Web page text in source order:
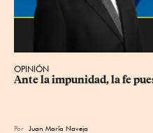
OPINIÓN
Ante la impunidad, la fe
Por Juan María Naveja